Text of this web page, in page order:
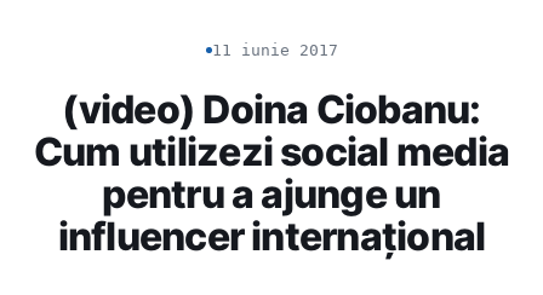
11 iunie 2017
(video) Doina Ciobanu:
Cum utilizezi social media
pentru a ajunge un
influencer internațional